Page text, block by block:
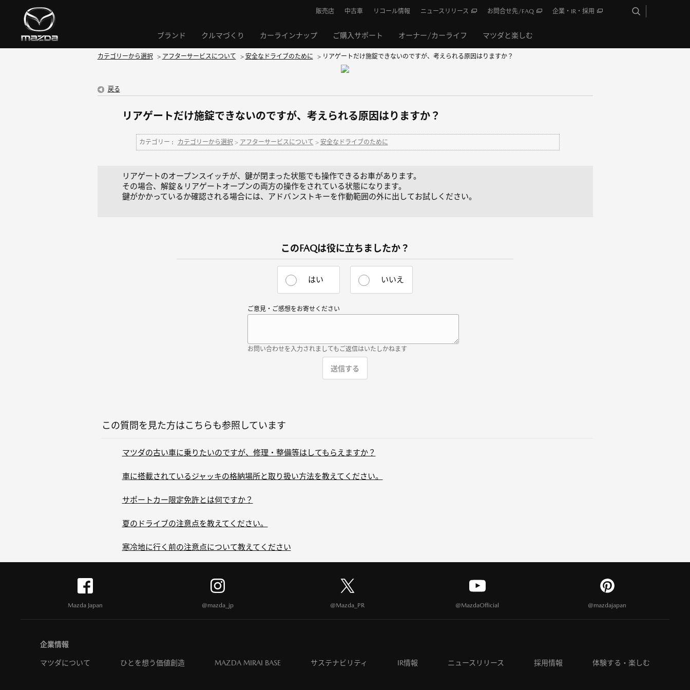
ブランド クルマづくり カーラインナップ ご購入サポート オーナー/カーライフ マツダと楽しむ
販売店 中古車 リコール情報 ニュースリリース お問合せ先/FAQ 企業・IR・採用
カテゴリーから選択 > アフターサービスについて > 安全なドライブのために > リアゲートだけ施錠できないのですが、考えられる原因はりますか？
戻る
リアゲートだけ施錠できないのですが、考えられる原因はりますか？
カテゴリー : カテゴリーから選択 > アフターサービスについて > 安全なドライブのために
リアゲートのオープンスイッチが、鍵が閉まった状態でも操作できるお車があります。
その場合、解錠＆リアゲートオープンの両方の操作をされている状態になります。
鍵がかかっているか確認される場合には、アドバンストキーを作動範囲の外に出してお試しください。
このFAQは役に立ちましたか？
はい いいえ
ご意見・ご感想をお寄せください
お問い合わせを入力されましてもご返信はいたしかねます
この質問を見た方はこちらも参照しています
マツダの古い車に乗りたいのですが、修理・整備等はしてもらえますか？
車に搭載されているジャッキの格納場所と取り扱い方法を教えてください。
サポートカー限定免許とは何ですか？
夏のドライブの注意点を教えてください。
寒冷地に行く前の注意点について教えてください
Mazda Japan @mazda_jp @Mazda_PR @MazdaOfficial @mazdajapan
企業情報
マツダについて ひとを想う価値創造 MAZDA MIRAI BASE サステナビリティ IR情報 ニュースリリース 採用情報 体験する・楽しむ